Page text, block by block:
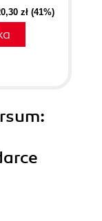
zł (41%)